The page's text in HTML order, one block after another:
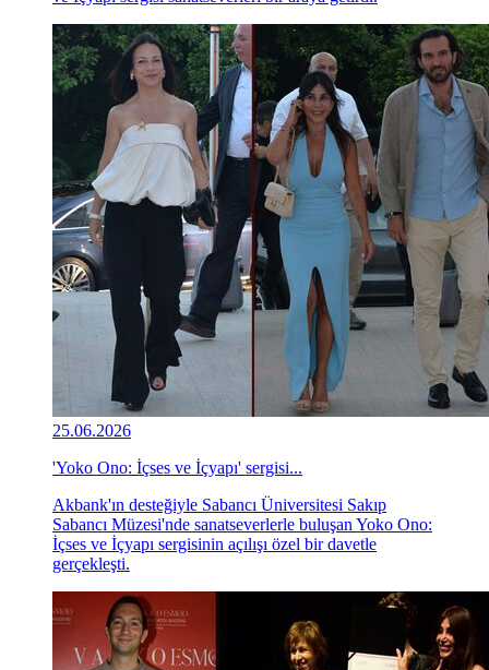
25.06.2026
'Yoko Ono: İçses ve İçyapı' sergisi...
Akbank'ın desteğiyle Sabancı Üniversitesi Sakıp
Sabancı Müzesi'nde sanatseverlerle buluşan Yoko Ono:
İçses ve İçyapı sergisinin açılışı özel bir davetle
gerçekleşti.